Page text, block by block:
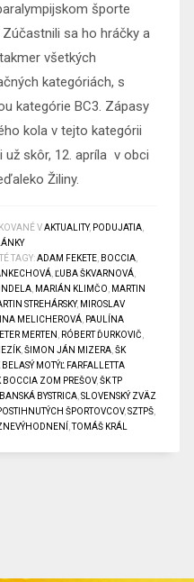
športe
sa ho hráčky a
všetkých
kategóriách, s
kategórie BC3. Zápasy
kola v tejto kategórii
už skôr, 12. apríla v obci
Žiliny.
V AKTUALITY, PODUJATIA,
TAGY: ADAM FEKETE, BOCCIA,
,ĽUBA ŠKVARNOVÁ,
, MARIÁN KLIMČO, MARTIN
STREHÁRSKY, MIROSLAV
MELICHEROVÁ, PAULÍNA
MERTEN , RÓBERT ĎURKOVIČ,
,ŠIMON JÁN MIZERA,ŠK
BELASÝ MOTÝĽ FARFALLETTA
BOCCIA ZOM PREŠOV,ŠK TP
BYSTRICA,SLOVENSKÝ ZVÄZ
ŠPORTOVCOV,SZTPŠ,
,TOMÁŠ KRÁL